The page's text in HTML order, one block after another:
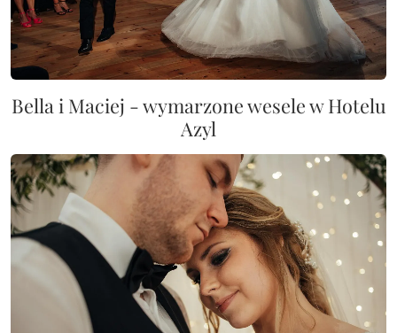
Bella i Maciej - wymarzone wesele w Hotelu
Azyl